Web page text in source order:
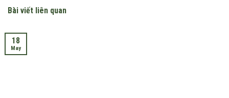
Bài viết liên quan
18
May